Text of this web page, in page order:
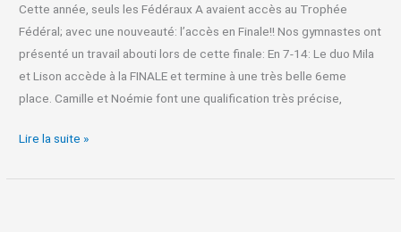
Cette année, seuls les Fédéraux A avaient accès au Trophée
Fédéral; avec une nouveauté: l’accès en Finale!! Nos gymnastes ont
présenté un travail abouti lors de cette finale: En 7-14: Le duo Mila
et Lison accède à la FINALE et termine à une très belle 6eme
place. Camille et Noémie font une qualification très précise,
Lire la suite »